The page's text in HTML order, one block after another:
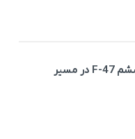
جنگنده نسل ششم F-47 در مسیر